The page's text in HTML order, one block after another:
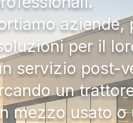
per il
servizio post-
un
mezzo usato